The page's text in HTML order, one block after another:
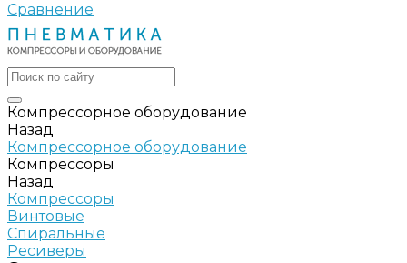
Сравнение
Компрессорное оборудование
Назад
Компрессорное оборудование
Компрессоры
Назад
Компрессоры
Винтовые
Спиральные
Ресиверы